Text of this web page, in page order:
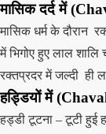
मासिक दर्द में
मासिक धर्म के दौरान
में भिगोए हुए लाल
रक्तप्रदर में जल्दी ही
हड्डियों में
हड्डी टूटना – टूटी